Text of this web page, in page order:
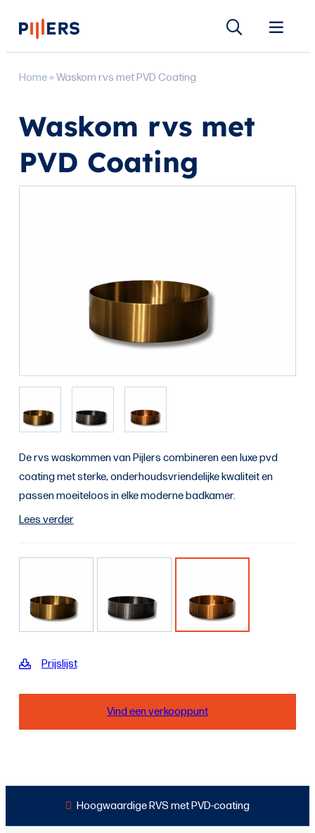
Home»Waskom rvs met PVD Coating
Waskom rvs met
PVD Coating
De rvs waskommen van Pijlers combineren een luxe pvd
coating met sterke, onderhoudsvriendelijke kwaliteit en
passen moeiteloos in elke moderne badkamer.
Lees verder
Prijslijst
Vind een verkooppunt
Hoogwaardige RVS met PVD-coating